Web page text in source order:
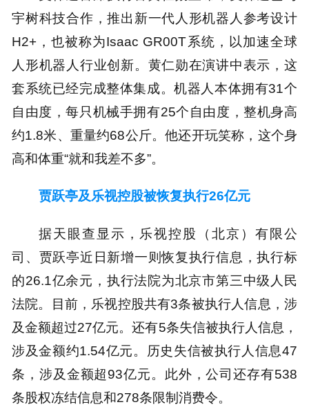
宇树科技合作，推出新一代人形机器人参考设计
H2+，也被称为Isaac GR00T系统，以加速全球
人形机器人行业创新。黄仁勋在演讲中表示，这
套系统已经完成整体集成。机器人本体拥有31个
自由度，每只机械手拥有25个自由度，整机身高
约1.8米、重量约68公斤。他还开玩笑称，这个身
高和体重“就和我差不多”。
贾跃亭及乐视控股被恢复执行26亿元
据天眼查显示，乐视控股（北京）有限公
司、贾跃亭近日新增一则恢复执行信息，执行标
的26.1亿余元，执行法院为北京市第三中级人民
法院。目前，乐视控股共有3条被执行人信息，涉
及金额超过27亿元。还有5条失信被执行人信息，
涉及金额约1.54亿元。历史失信被执行人信息47
条，涉及金额超93亿元。此外，公司还存有538
条股权冻结信息和278条限制消费令。